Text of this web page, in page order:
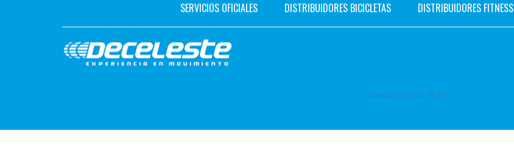
SERVICIOS OFICIALES DISTRIBUIDORES BICICLETAS DISTRIBUIDORES FITNESS
Marketing Digital: ELE10